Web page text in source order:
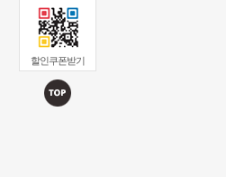
할인쿠폰받기